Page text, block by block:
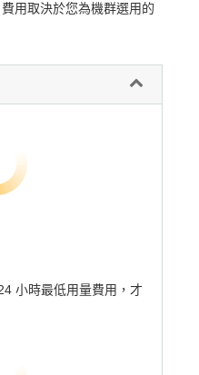
用取決於您為機群選用的
小時最低用量費用，才